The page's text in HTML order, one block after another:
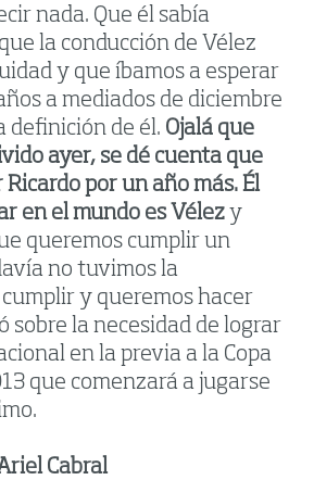
nada. Que él sabía
la conducción de Vélez
y que íbamos a esperar
a mediados de diciembre
definición de él. Ojalá que
ayer, se dé cuenta que
por un año más. Él
en el mundo es Vélez y
queremos cumplir un
no tuvimos la
y queremos hacer
sobre la necesidad de lograr
en la previa a la Copa
que comenzará a jugarse
Cabral